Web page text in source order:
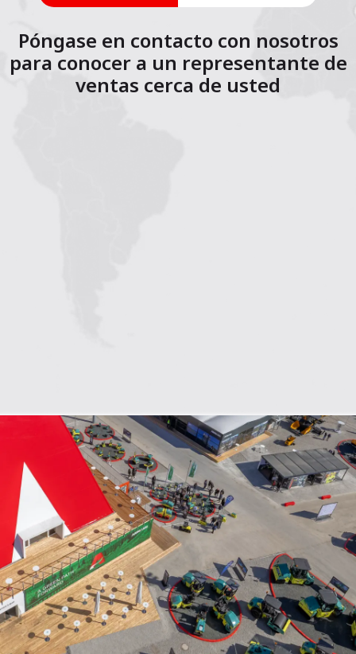
Póngase en contacto con nosotros
para conocer a un representante de
ventas cerca de usted